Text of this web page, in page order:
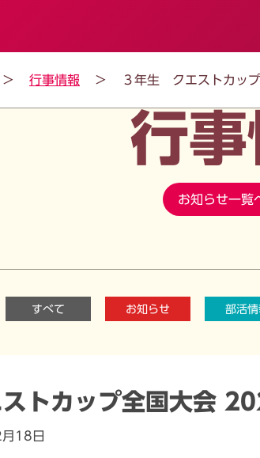
行事情報 ３年生 クエストカ
行事
お知らせ一
すべて お知らせ 部活情
トカップ全国大会
18日